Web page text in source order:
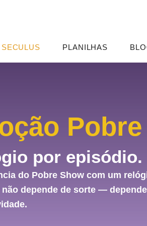
PLANILHAS
por
do Pobre Show com um
depende de sorte —